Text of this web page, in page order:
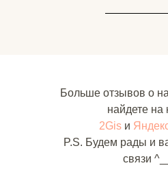
Больше отзывов о
найдете на
2Gisи
P.S. Будем рады и
связи